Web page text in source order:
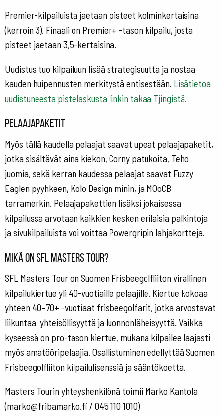
Premier-kilpailuista jaetaan pisteet kolminkertaisina
(kerroin 3). Finaali on Premier+ -tason kilpailu, josta
pisteet jaetaan 3,5-kertaisina.
Uudistus tuo kilpailuun lisää strategisuutta ja nostaa
kauden huipennusten merkitystä entisestään. Lisätietoa
uudistuneesta pistelaskusta linkin takaa Tjingistä.
Pelaajapaketit
Myös tällä kaudella pelaajat saavat upeat pelaajapaketit,
jotka sisältävät aina kiekon, Corny patukoita, Teho
juomia, sekä kerran kaudessa pelaajat saavat Fuzzy
Eaglen pyyhkeen, Kolo Design minin, ja MOoCB
tarramerkin. Pelaajapakettien lisäksi jokaisessa
kilpailussa arvotaan kaikkien kesken erilaisia palkintoja
ja sivukilpailuista voi voittaa Powergripin lahjakortteja.
Mikä on SFL Masters Tour?
SFL Masters Tour on Suomen Frisbeegolfliiton virallinen
kilpailukiertue yli 40-vuotiaille pelaajille. Kiertue kokoaa
yhteen 40–70+ -vuotiaat frisbeegolfarit, jotka arvostavat
liikuntaa, yhteisöllisyyttä ja luonnonläheisyyttä. Vaikka
kyseessä on pro-tason kiertue, mukana kilpailee laajasti
myös amatööripelaajia. Osallistuminen edellyttää Suomen
Frisbeegolfliiton kilpailulisenssiä ja sääntökoetta.
Masters Tourin yhteyshenkilönä toimii Marko Kantola
(marko@fribamarko.fi / 045 110 1010)